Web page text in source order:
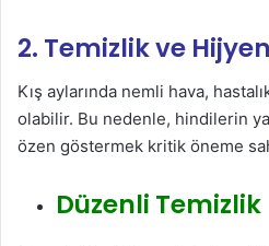
2. Temizlik ve Hijyen
Kış aylarında nemli hava,
olabilir. Bu nedenle, hindilerin
özen göstermek kritik öneme
Düzenli Temizlik